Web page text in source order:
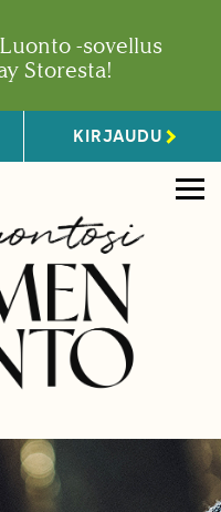
-sovellus
Storesta!
KIRJAUDU